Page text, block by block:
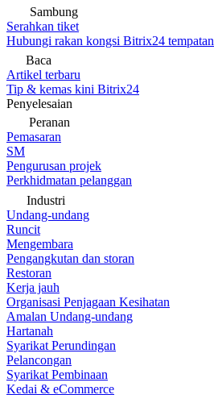
Sambung
Serahkan tiket
Hubungi rakan kongsi Bitrix24 tempatan
Baca
Artikel terbaru
Tip & kemas kini Bitrix24
Penyelesaian
Peranan
Pemasaran
SM
Pengurusan projek
Perkhidmatan pelanggan
Industri
Undang-undang
Runcit
Mengembara
Pengangkutan dan storan
Restoran
Kerja jauh
Organisasi Penjagaan Kesihatan
Amalan Undang-undang
Hartanah
Syarikat Perundingan
Pelancongan
Syarikat Pembinaan
Kedai & eCommerce